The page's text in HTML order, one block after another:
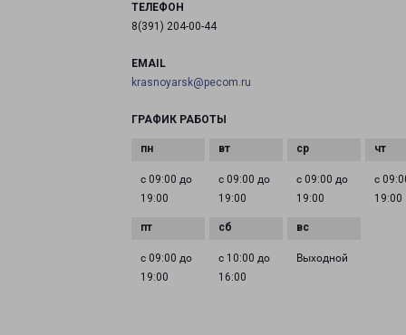
ТЕЛЕФОН
8(391) 204-00-44
EMAIL
krasnoyarsk@pecom.ru
ГРАФИК РАБОТЫ
с 09:00 до
19:00
с 09:00 до
19:00
с 09:00 до
19:00
с
19:00
с 09:00 до
19:00
с 10:00 до
16:00
Выходной